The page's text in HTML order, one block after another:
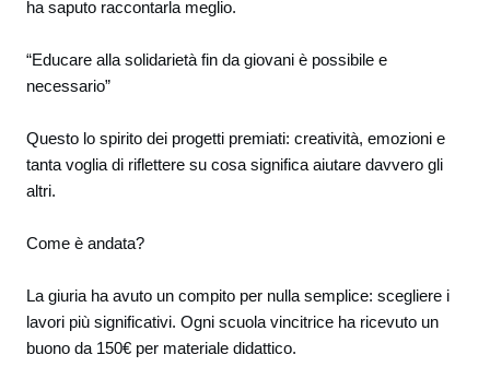
ha saputo raccontarla meglio.
“Educare alla solidarietà fin da giovani è possibile e
necessario”
Questo lo spirito dei progetti premiati: creatività, emozioni e
tanta voglia di riflettere su cosa significa aiutare davvero gli
altri.
Come è andata?
La giuria ha avuto un compito per nulla semplice: scegliere i
lavori più significativi. Ogni scuola vincitrice ha ricevuto un
buono da 150€ per materiale didattico.